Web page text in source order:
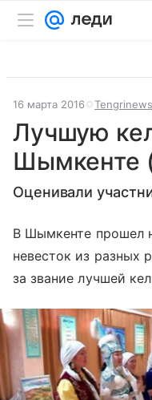
16 марта 2016 Tengrinews
Лучшую
Шымкенте
Оценивали
В Шымкенте прошел
невесток из разных
за звание лучшей